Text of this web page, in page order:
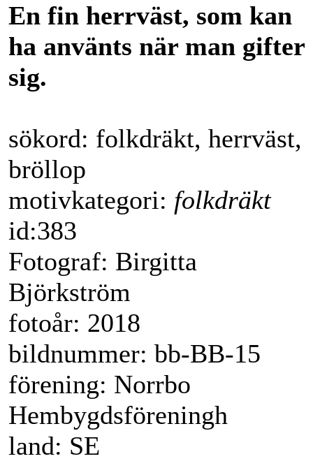
En fin herrväst, som kan
ha använts när man gifter
sig.
sökord: folkdräkt, herrväst,
bröllop
motivkategori: folkdräkt
id:383
Fotograf: Birgitta
Björkström
fotoår: 2018
bildnummer: bb-BB-15
förening: Norrbo
Hembygdsföreningh
land: SE